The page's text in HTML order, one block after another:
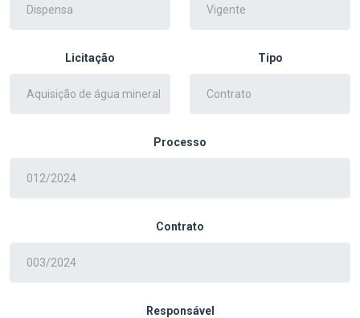
Licitação Tipo
Processo
Contrato
Responsável